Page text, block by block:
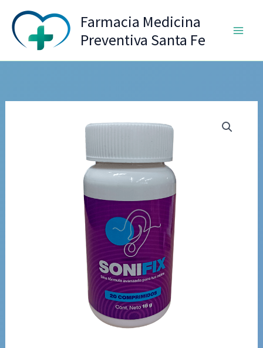
contenido
Farmacia Medicina
Preventiva Santa Fe